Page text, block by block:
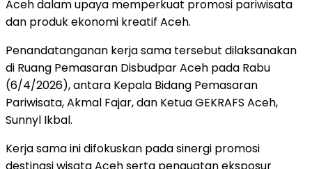
Aceh dalam upaya memperkuat promosi pariwisata
dan produk ekonomi kreatif Aceh.
Penandatanganan kerja sama tersebut dilaksanakan
di Ruang Pemasaran Disbudpar Aceh pada Rabu
(6/4/2026), antara Kepala Bidang Pemasaran
Pariwisata, Akmal Fajar, dan Ketua GEKRAFS Aceh,
Sunnyl Ikbal.
Kerja sama ini difokuskan pada sinergi promosi